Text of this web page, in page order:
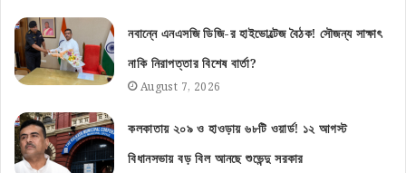
নবান্নে এনএসজি ডিজি-র হাইভোল্টেজ বৈঠক! সৌজন্য সাক্ষাৎ
নাকি নিরাপত্তার বিশেষ বার্তা?
August 7, 2026
কলকাতায় ২০৯ ও হাওড়ায় ৬৮টি ওয়ার্ড! ১২ আগস্ট
বিধানসভায় বড় বিল আনছে শুভেন্দু সরকার